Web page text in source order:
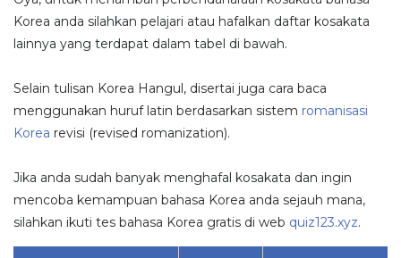
Korea anda silahkan pelajari atau hafalkan daftar kosakata
lainnya yang terdapat dalam tabel di bawah.
Selain tulisan Korea Hangul, disertai juga cara baca
menggunakan huruf latin berdasarkan sistem romanisasi
Korea revisi (revised romanization).
Jika anda sudah banyak menghafal kosakata dan ingin
mencoba kemampuan bahasa Korea anda sejauh mana,
silahkan ikuti tes bahasa Korea gratis di web quiz123.xyz.